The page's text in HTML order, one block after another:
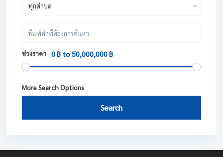
ทุกตำบล
ช่วงราคา 0 ฿ to 50,000,000 ฿
More Search Options
Search